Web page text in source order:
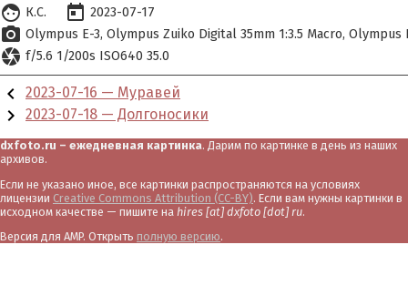
face К.С. today 2023-07-17
photo_camera Olympus E-3 Olympus Zuiko Digital 35mm 1:3.5 Macro Olympus
camera f/5.6 1/200s ISO640 35.0
chevron_left 2023-07-16 — Муравей
chevron_right 2023-07-18 — Долгоносики
dxfoto.ru – ежедневная картинка. Дарим по картинке в день из наших
архивов.
Если не указано иное, все картинки распространяются на условиях
лицензии Creative Commons Attribution (CC-BY). Если вам нужны картинки в
исходном качестве — пишите на hires [at] dxfoto [dot] ru.
Версия для AMP. Открыть полную версию.